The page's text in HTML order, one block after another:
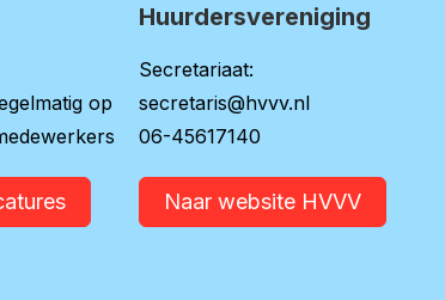
op
Huurdersvereniging
Secretariaat:
secretaris@hvvv.nl
06-45617140
Naar website HVVV